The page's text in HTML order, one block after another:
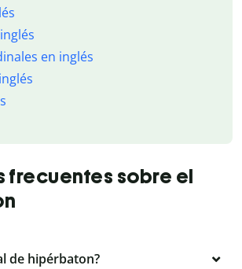
en inglés
frecuentes sobre el
de hipérbaton?